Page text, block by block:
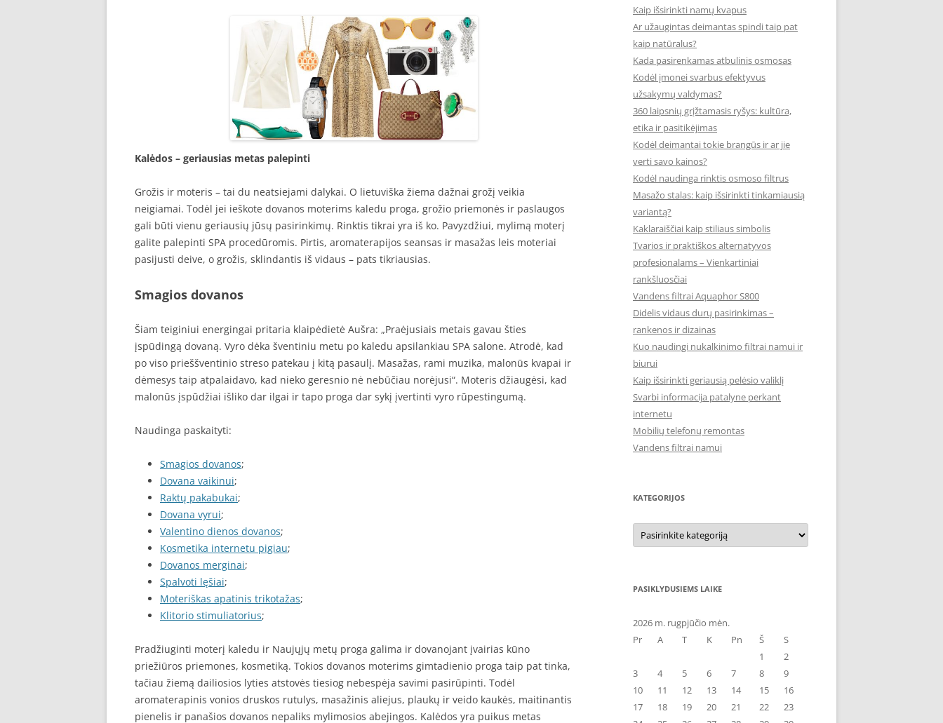
Kalėdos – geriausias metas palepinti
Grožis ir moteris – tai du neatsiejami dalykai. O lietuviška žiema dažnai grožį veikia
neigiamai. Todėl jei ieškote dovanos moterims kaledu proga, grožio priemonės ir paslaugos
gali būti vienu geriausių jūsų pasirinkimų. Rinktis tikrai yra iš ko. Pavyzdžiui, mylimą moterį
galite palepinti SPA procedūromis. Pirtis, aromaterapijos seansas ir masažas leis moteriai
pasijusti deive, o grožis, sklindantis iš vidaus – pats tikriausias.
Smagios dovanos
Šiam teiginiui energingai pritaria klaipėdietė Aušra: „Praėjusiais metais gavau šties
įspūdingą dovaną. Vyro dėka šventiniu metu po kaledu apsilankiau SPA salone. Atrodė, kad
po viso prieššventinio streso patekau į kitą pasaulį. Masažas, rami muzika, malonūs kvapai ir
dėmesys taip atpalaidavo, kad nieko geresnio nė nebūčiau norėjusi“. Moteris džiaugėsi, kad
malonūs įspūdžiai išliko dar ilgai ir tapo proga dar sykį įvertinti vyro rūpestingumą.
Naudinga paskaityti:
Smagios dovanos;
Dovana vaikinui;
Raktų pakabukai;
Dovana vyrui;
Valentino dienos dovanos;
Kosmetika internetu pigiau;
Dovanos merginai;
Spalvoti lęšiai;
Moteriškas apatinis trikotažas;
Klitorio stimuliatorius;
Pradžiuginti moterį kaledu ir Naujųjų metų proga galima ir dovanojant įvairias kūno
priežiūros priemones, kosmetiką. Tokios dovanos moterims gimtadienio proga taip pat tinka,
tačiau žiemą dailiosios lyties atstovės tiesiog nebespėja savimi pasirūpinti. Todėl
aromaterapinis vonios druskos rutulys, masažinis aliejus, plaukų ir veido kaukės, maitinantis
pienelis ir panašios dovanos nepaliks mylimosios abejingos. Kalėdos yra puikus metas
Kaip išsirinkti namų kvapus
Ar užaugintas deimantas spindi taip pat
kaip natūralus?
Kada pasirenkamas atbulinis osmosas
Kodėl įmonei svarbus efektyvus
užsakymų valdymas?
360 laipsnių grįžtamasis ryšys: kultūra,
etika ir pasitikėjimas
Kodėl deimantai tokie brangūs ir ar jie
verti savo kainos?
Kodėl naudinga rinktis osmoso filtrus
Masažo stalas: kaip išsirinkti tinkamiausią
variantą?
Kaklaraiščiai kaip stiliaus simbolis
Tvarios ir praktiškos alternatyvos
profesionalams – Vienkartiniai
rankšluosčiai
Vandens filtrai Aquaphor S800
Didelis vidaus durų pasirinkimas –
rankenos ir dizainas
Kuo naudingi nukalkinimo filtrai namui ir
biurui
Kaip išsirinkti geriausią pelėsio valiklį
Svarbi informacija patalyne perkant
internetu
Mobilių telefonų remontas
Vandens filtrai namui
KATEGORIJOS
Kategorijos
PASIKLYDUSIEMS LAIKE
2026 m. rugpjūčio mėn.
Pr
A T K Pn Š
S
1
2
3
4 5 6 7 8
9
10
11 12 13 14 15
16
17
18 19 20 21 22
23